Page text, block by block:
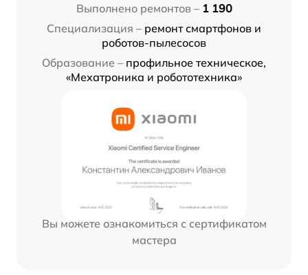
Выполнено ремонтов – 1 190
Специализация – ремонт смартфонов и
роботов-пылесосов
Образование – профильное техническое,
«Мехатроника и робототехника»
Вы можете ознакомиться с сертификатом
мастера